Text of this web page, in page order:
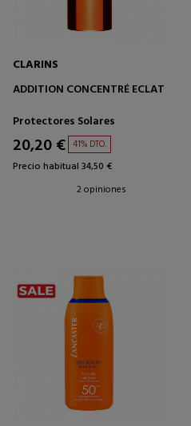
CLARINS
ADDITION CONCENTRÉ ECLAT
Protectores Solares
20,20 € 41% DTO.
Precio habitual 34,50 €
2 opiniones